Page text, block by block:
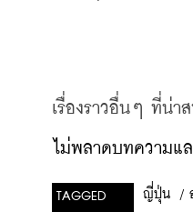
เรื่องราวอื่นๆ ที่น่า
ไม่พลาดบทความแ
TAGGED
ญี่ปุ่น /